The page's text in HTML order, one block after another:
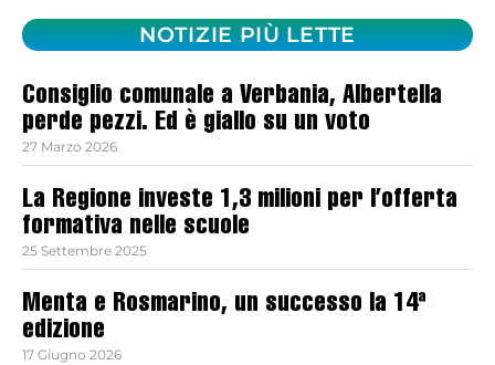
NOTIZIE PIÙ LETTE
Consiglio comunale a Verbania, Albertella
perde pezzi. Ed è giallo su un voto
27 Marzo 2026
La Regione investe 1,3 milioni per l’offerta
formativa nelle scuole
25 Settembre 2025
Menta e Rosmarino, un successo la 14ª
edizione
17 Giugno 2026